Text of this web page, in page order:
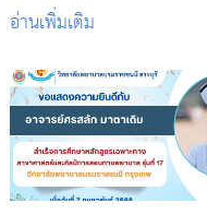
อ่านเพิ่มเติม